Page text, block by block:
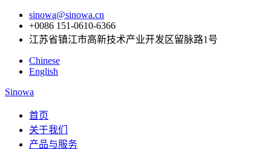
sinowa@sinowa.cn
+0086 151-0610-6366
江苏省镇江市高新技术产业开发区留脉路1号
Chinese
English
Sinowa
首页
关于我们
产品与服务